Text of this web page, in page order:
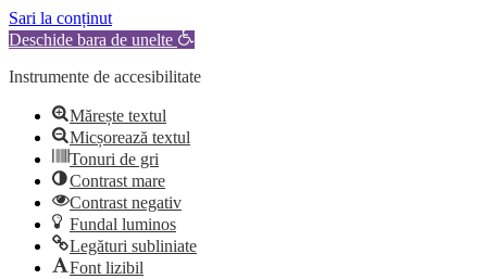
Sari la conținut
Deschide bara de unelte
Instrumente de accesibilitate
Mărește textul
Micșorează textul
Tonuri de gri
Contrast mare
Contrast negativ
Fundal luminos
Legături subliniate
Font lizibil